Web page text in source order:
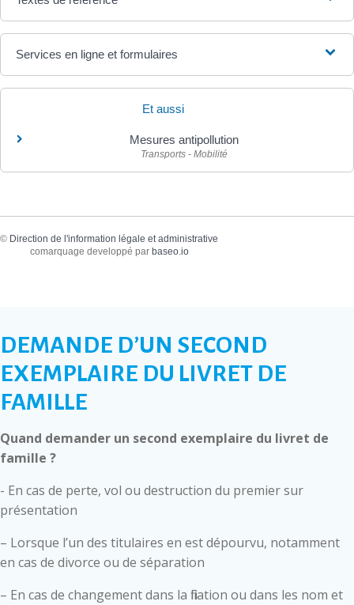
Services en ligne et formulaires
Et aussi
Mesures antipollution
Transports - Mobilité
© Direction de l'information légale et administrative
comarquage developpé par baseo.io
DEMANDE D’UN SECOND
EXEMPLAIRE DU LIVRET DE
FAMILLE
Quand demander un second exemplaire du livret de
famille ?
- En cas de perte, vol ou destruction du premier sur
présentation
– Lorsque l’un des titulaires en est dépourvu, notamment
en cas de divorce ou de séparation
– En cas de changement dans la filiation ou dans les nom et